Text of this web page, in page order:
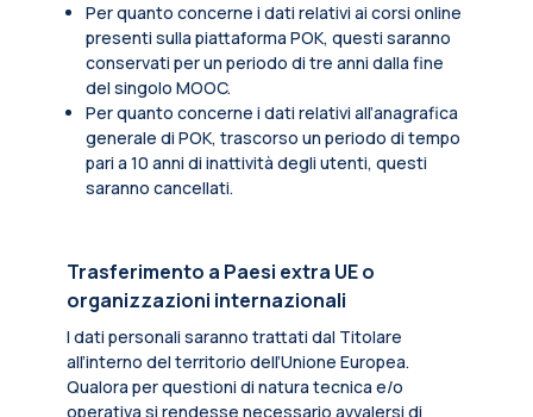
Per quanto concerne i dati relativi ai corsi online
presenti sulla piattaforma POK, questi saranno
conservati per un periodo di tre anni dalla fine
del singolo MOOC.
Per quanto concerne i dati relativi all’anagrafica
generale di POK, trascorso un periodo di tempo
pari a 10 anni di inattività degli utenti, questi
saranno cancellati.
Trasferimento a Paesi extra UE o
organizzazioni internazionali
I dati personali saranno trattati dal Titolare
all’interno del territorio dell’Unione Europea.
Qualora per questioni di natura tecnica e/o
operativa si rendesse necessario avvalersi di